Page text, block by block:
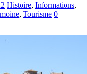
Histoire, Informations,
, Tourisme 0